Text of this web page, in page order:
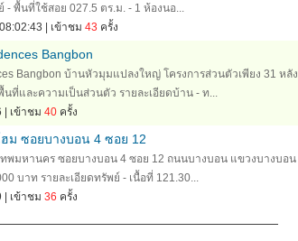
พื้นที่ใช้สอย 027.5 ตร.ม. - 1 ห้องนอ...
| เข้าชม 43 ครั้ง
Bangbon
Bangbon บ้านหัวมุมแปลงใหญ่ โครงการส่วนตัวเพียง 31 หลัง
และความเป็นส่วนตัว รายละเอียดบ้าน - ท...
| เข้าชม 40ครั้ง
ม ซอยบางบอน 4 ซอย 12
ทพมหานคร ซอยบางบอน 4 ซอย 12 ถนนบางบอน แขวงบางบอน
บาท รายละเอียดทรัพย์ - เนื้อที่ 121.30...
| เข้าชม 36 ครั้ง